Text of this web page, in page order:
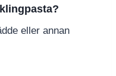
eller annan